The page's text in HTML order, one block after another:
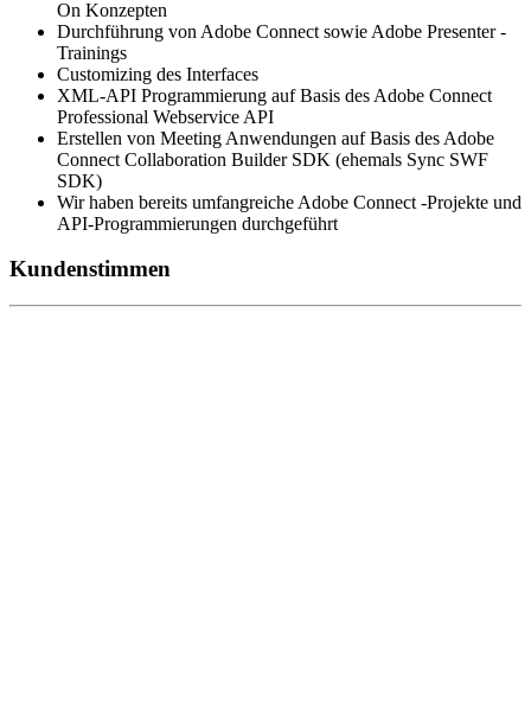
On Konzepten
Durchführung von Adobe Connect sowie Adobe Presenter -
Trainings
Customizing des Interfaces
XML-API Programmierung auf Basis des Adobe Connect
Professional Webservice API
Erstellen von Meeting Anwendungen auf Basis des Adobe
Connect Collaboration Builder SDK (ehemals Sync SWF
SDK)
Wir haben bereits umfangreiche Adobe Connect -Projekte und
API-Programmierungen durchgeführt
Kundenstimmen